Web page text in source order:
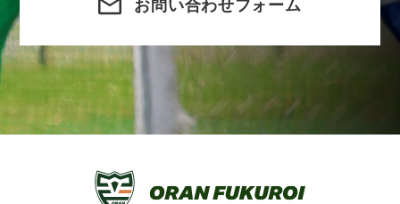
お問い合わせフォーム